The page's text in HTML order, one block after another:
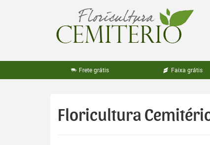
Frete grátis Faixa grátis
Floricultura